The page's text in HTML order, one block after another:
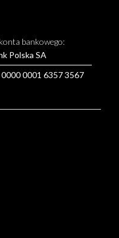
bankowego:
Polska SA
0001 6357 3567